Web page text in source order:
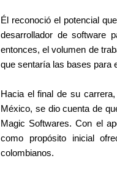
Él reconoció el potencial
desarrollador de software
entonces, el volumen de
que sentaría las bases para
Hacia el final de su
México, se dio cuenta de
Magic Softwares. Con el
como propósito inicial
colombianos.